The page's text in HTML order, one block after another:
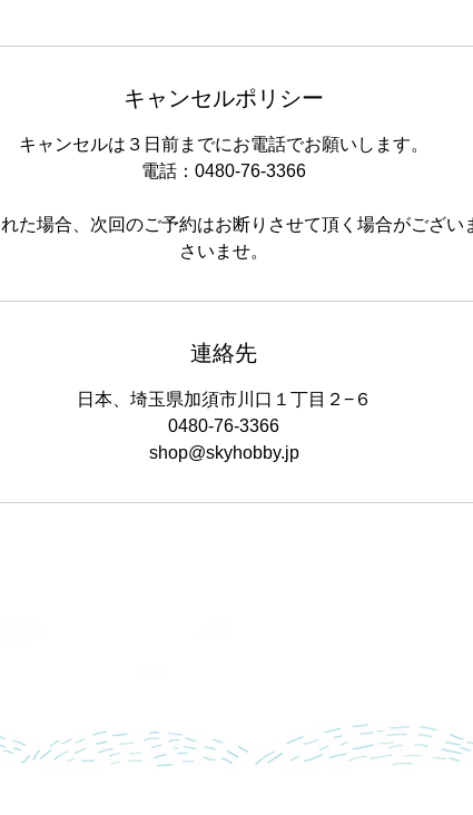
キャンセルポリシー
キャンセルは３日前までにお電話でお願いします。
電話：0480-76-3366
た場合、次回のご予約はお断りさせて頂く場合がござい
連絡先
日本、埼玉県加須市川口１丁目２−６
0480-76-3366
shop@skyhobby.jp